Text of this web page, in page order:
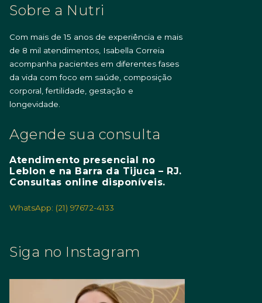
Sobre a Nutri
Com mais de 15 anos de experiência e mais
de 8 mil atendimentos, Isabella Correia
acompanha pacientes em diferentes fases
da vida com foco em saúde, composição
corporal, fertilidade, gestação e
longevidade.
Agende sua consulta
Atendimento presencial no
Leblon e na Barra da Tijuca – RJ.
Consultas online disponíveis.
WhatsApp: (21) 97672-4133
Siga no Instagram